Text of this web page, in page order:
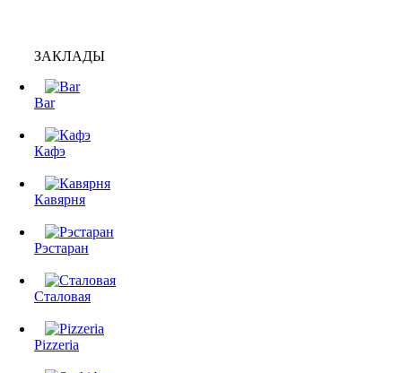
ЗАКЛАДЫ
Bar
Кафэ
Кавярня
Рэстаран
Сталовая
Pizzeria